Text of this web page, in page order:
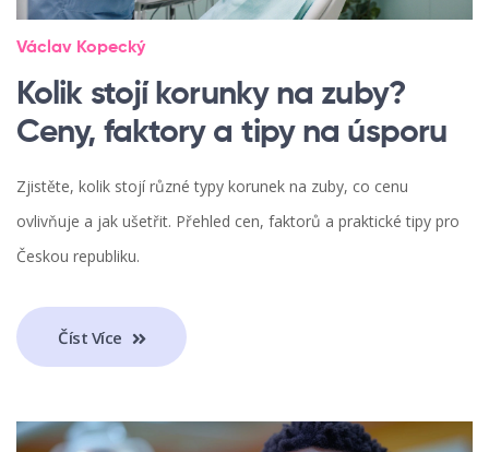
Václav Kopecký
Kolik stojí korunky na zuby?
Ceny, faktory a tipy na úsporu
Zjistěte, kolik stojí různé typy korunek na zuby, co cenu
ovlivňuje a jak ušetřit. Přehled cen, faktorů a praktické tipy pro
Českou republiku.
Číst Více